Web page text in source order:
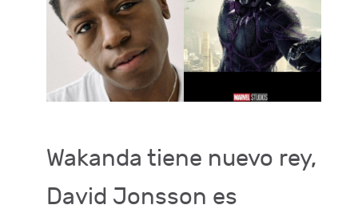
Wakanda tiene nuevo rey,
David Jonsson es